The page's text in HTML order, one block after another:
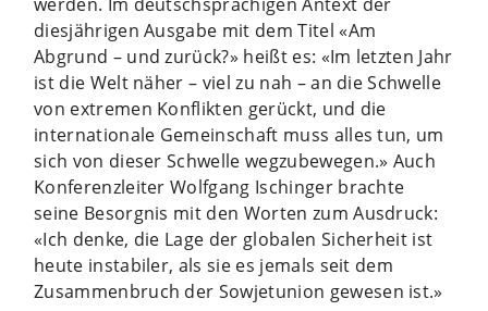
diesjährigen Ausgabe mit dem Titel «Am
Abgrund – und zurück?» heißt es: «Im letzten Jahr
ist die Welt näher – viel zu nah – an die Schwelle
von extremen Konflikten gerückt, und die
internationale Gemeinschaft muss alles tun, um
sich von dieser Schwelle wegzubewegen.» Auch
Konferenzleiter Wolfgang Ischinger brachte
seine Besorgnis mit den Worten zum Ausdruck:
«Ich denke, die Lage der globalen Sicherheit ist
heute instabiler, als sie es jemals seit dem
Zusammenbruch der Sowjetunion gewesen ist.»